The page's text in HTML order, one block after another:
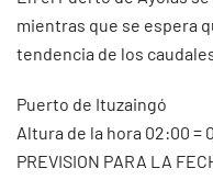
mientras que se espera
tendencia de los
Puerto de Ituzaingó
Altura de la hora 02:00 =
PREVISION PARA LA